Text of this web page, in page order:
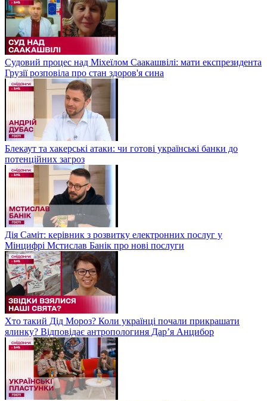
Судовий процес над Міхеїлом Саакашвілі: мати експрезидента
Грузії розповіла про стан здоров'я сина
Блекаут та хакерські атаки: чи готові українські банки до
потенційних загроз
Дія Саміт: керівник з розвитку електронних послуг у
Мінцифрі Мстислав Банік про нові послуги
Хто такий Дід Мороз? Коли українці почали прикрашати
ялинку? Відповідає антропологиня Дарʼя Анцибор